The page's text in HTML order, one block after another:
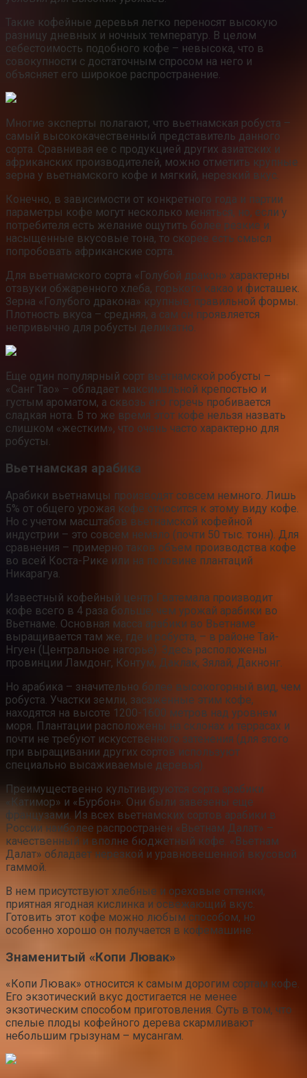
Такие кофейные деревья легко переносят высокую
разницу дневных и ночных температур. В целом
себестоимость подобного кофе – невысока, что в
совокупности с достаточным спросом на него и
объясняет его широкое распространение.
Многие эксперты полагают, что вьетнамская робуста –
самый высококачественный представитель данного
сорта. Сравнивая ее с продукцией других азиатских и
африканских производителей, можно отметить крупные
зерна у вьетнамского кофе и мягкий, нерезкий вкус.
Конечно, в зависимости от конкретного года и партии
параметры кофе могут несколько меняться, но, если у
потребителя есть желание ощутить более резкие и
насыщенные вкусовые тона, то скорее есть смысл
попробовать африканские сорта.
Для вьетнамского сорта «Голубой дракон» характерны
отзвуки обжаренного хлеба, горького какао и фисташек.
Зерна «Голубого дракона» крупные, правильной формы.
Плотность вкуса – средняя, а сам он проявляется
непривычно для робусты деликатно.
Еще один популярный сорт вьетнамской робусты –
«Санг Тао» – обладает максимальной крепостью и
густым ароматом, а сквозь его горечь пробивается
сладкая нота. В то же время этот кофе нельзя назвать
слишком «жестким», что очень часто характерно для
робусты.
Вьетнамская арабика
Арабики вьетнамцы производят совсем немного. Лишь
5% от общего урожая кофе относится к этому виду кофе.
Но с учетом масштабов вьетнамской кофейной
индустрии – это совсем немало (почти 50 тыс. тонн). Для
сравнения – примерно таков объем производства кофе
во всей Коста-Рике или на половине плантаций
Никарагуа.
Известный кофейный центр Гватемала производит
кофе всего в 4 раза больше, чем урожай арабики во
Вьетнаме. Основная масса арабики во Вьетнаме
выращивается там же, где и робуста, – в районе Тай-
Нгуен (Центральное нагорье). Здесь расположены
провинции Ламдонг, Контум, Даклак, Зялай, Дакнонг.
Но арабика – значительно более высокогорный вид, чем
робуста. Участки земли, засаженные этим кофе,
находятся на высоте 1200-1600 метров над уровнем
моря. Плантации расположены на склонах и террасах и
почти не требуют искусственного затенения (для этого
при выращивании других сортов используют
специально высаживаемые деревья).
Преимущественно культивируются сорта арабики
«Катимор» и «Бурбон». Они были завезены еще
французами. Из всех вьетнамских сортов арабики в
России наиболее распространен «Вьетнам Далат» –
качественный и вполне бюджетный кофе. «Вьетнам
Далат» обладает нерезкой и уравновешенной вкусовой
гаммой.
В нем присутствуют хлебные и ореховые оттенки,
приятная ягодная кислинка и освежающий вкус.
Готовить этот кофе можно любым способом, но
особенно хорошо он получается в кофемашине.
Знаменитый «Копи Лювак»
«Копи Лювак» относится к самым дорогим сортам кофе.
Его экзотический вкус достигается не менее
экзотическим способом приготовления. Суть в том, что
спелые плоды кофейного дерева скармливают
небольшим грызунам – мусангам.